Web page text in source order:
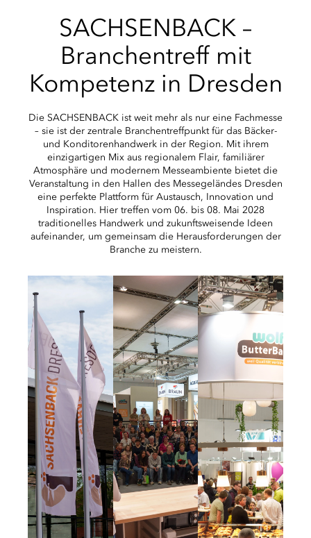
SACHSENBACK –
Branchentreff mit
Kompetenz in Dresden
Die SACHSENBACK ist weit mehr als nur eine Fachmesse
– sie ist der zentrale Branchentreffpunkt für das Bäcker-
und Konditorenhandwerk in der Region. Mit ihrem
einzigartigen Mix aus regionalem Flair, familiärer
Atmosphäre und modernem Messeambiente bietet die
Veranstaltung in den Hallen des Messegeländes Dresden
eine perfekte Plattform für Austausch, Innovation und
Inspiration. Hier treffen vom 06. bis 08. Mai 2028
traditionelles Handwerk und zukunftsweisende Ideen
aufeinander, um gemeinsam die Herausforderungen der
Branche zu meistern.